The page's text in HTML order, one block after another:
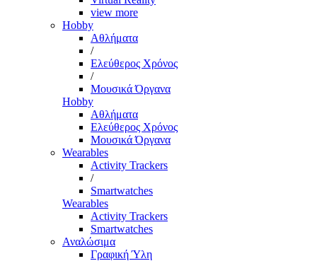
view more
Hobby
Αθλήματα
/
Ελεύθερος Χρόνος
/
Μουσικά Όργανα
Hobby
Αθλήματα
Ελεύθερος Χρόνος
Μουσικά Όργανα
Wearables
Activity Trackers
/
Smartwatches
Wearables
Activity Trackers
Smartwatches
Αναλώσιμα
Γραφική Ύλη